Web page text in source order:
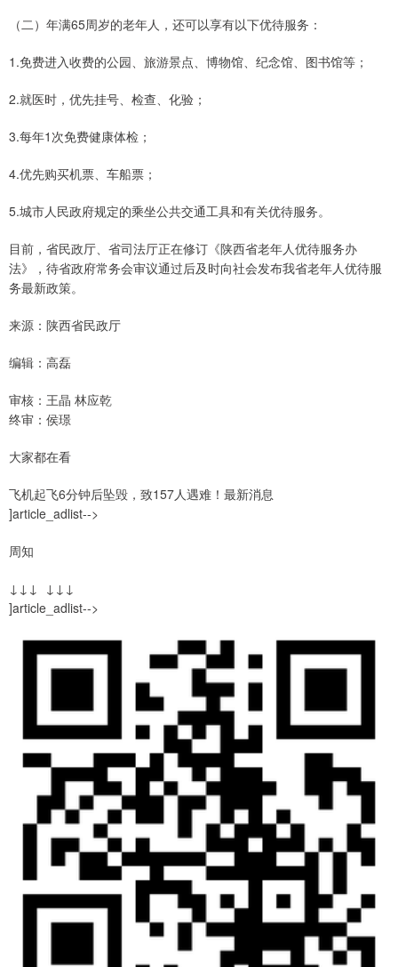
（二）年满65周岁的老年人，还可以享有以下优待服务：
1.免费进入收费的公园、旅游景点、博物馆、纪念馆、图书馆等；
2.就医时，优先挂号、检查、化验；
3.每年1次免费健康体检；
4.优先购买机票、车船票；
5.城市人民政府规定的乘坐公共交通工具和有关优待服务。
目前，省民政厅、省司法厅正在修订《陕西省老年人优待服务办
法》，待省政府常务会审议通过后及时向社会发布我省老年人优待服
务最新政策。
来源：陕西省民政厅
编辑：高磊
审核：王晶 林应乾
终审：侯璟
大家都在看
飞机起飞6分钟后坠毁，致157人遇难！最新消息
]article_adlist-->
周知
↓↓↓ ↓↓↓
]article_adlist-->